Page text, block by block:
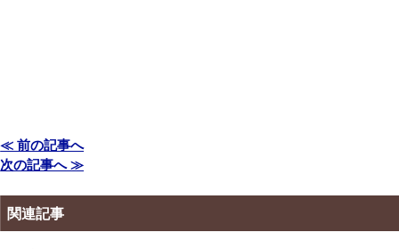
≪ 前の記事へ
次の記事へ ≫
関連記事